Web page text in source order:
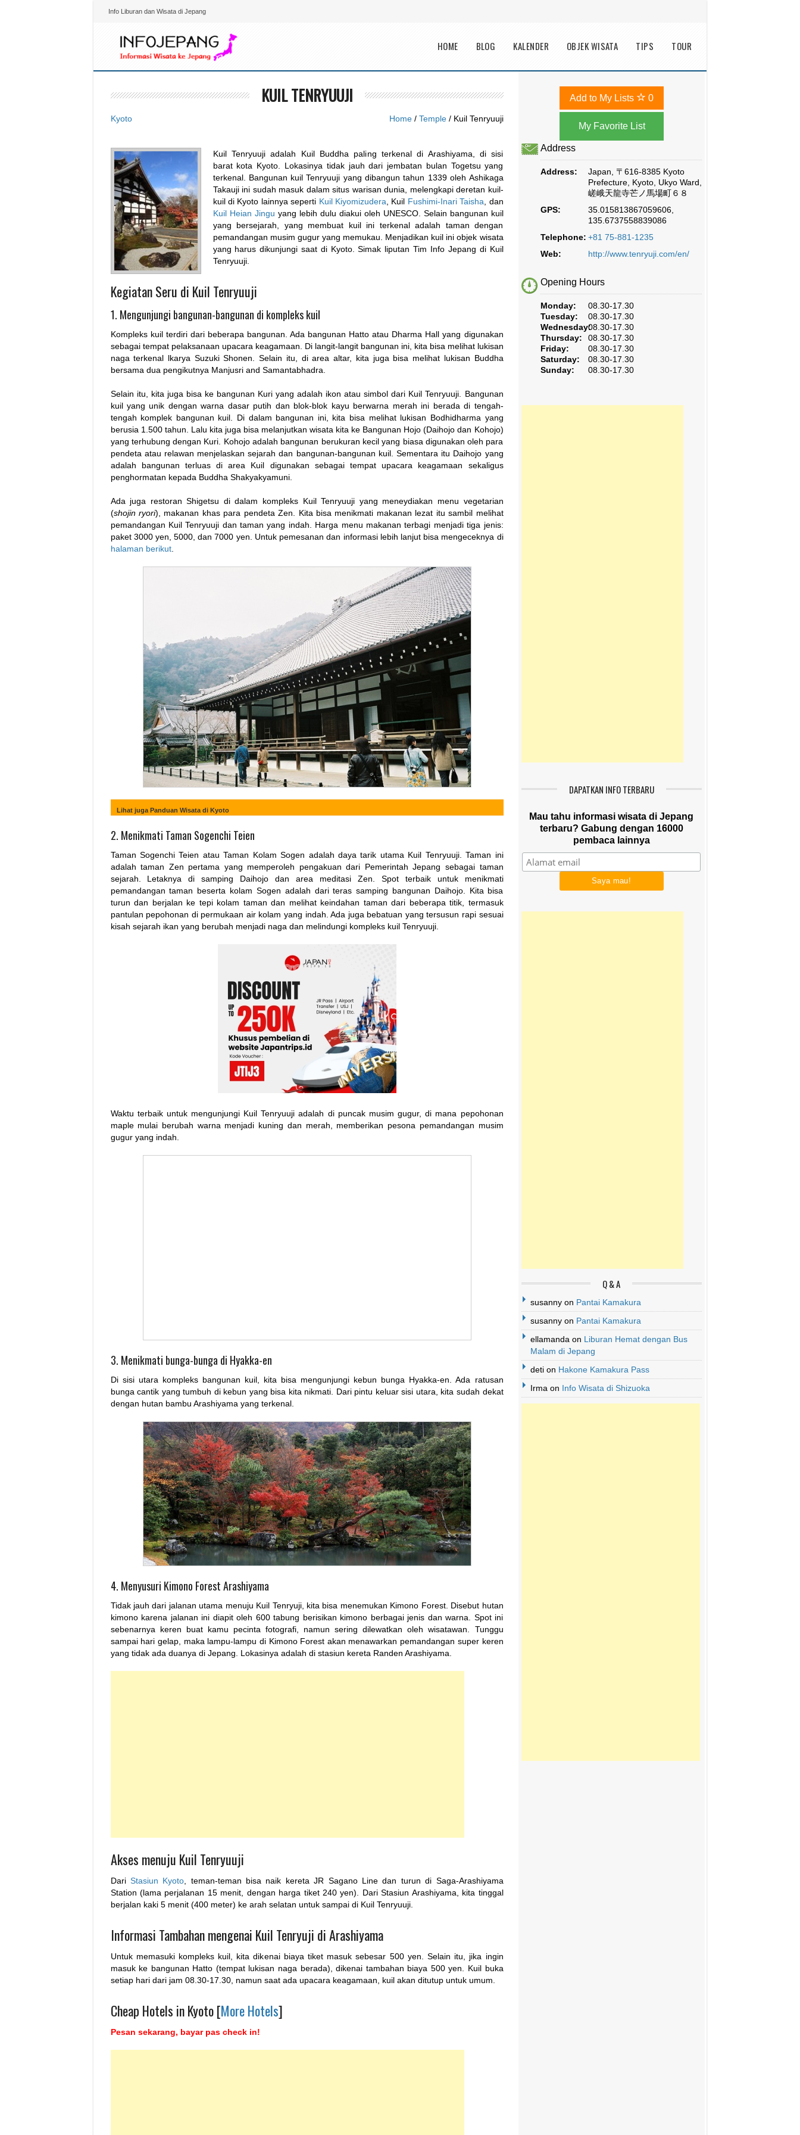
Info Liburan dan Wisata di Jepang
Main menu
HOME BLOG KALENDER OBJEK WISATA TIPS TOUR
KUIL TENRYUUJI
Kyoto Home/ Temple / Kuil Tenryuuji
Kuil Tenryuuji adalah Kuil Buddha paling terkenal di Arashiyama, di sisi
barat kota Kyoto. Lokasinya tidak jauh dari jembatan bulan Togetsu yang
terkenal. Bangunan kuil Tenryuuji yang dibangun tahun 1339 oleh Ashikaga
Takauji ini sudah masuk dalam situs warisan dunia, melengkapi deretan kuil-
kuil di Kyoto lainnya seperti Kuil Kiyomizudera , Kuil Fushimi-Inari Taisha , dan
Kuil Heian Jingu yang lebih dulu diakui oleh UNESCO. Selain bangunan kuil
yang bersejarah, yang membuat kuil ini terkenal adalah taman dengan
pemandangan musim gugur yang memukau. Menjadikan kuil ini objek wisata
yang harus dikunjungi saat di Kyoto. Simak liputan Tim Info Jepang di Kuil
Tenryuuji.
Kegiatan Seru di Kuil Tenryuuji
1. Mengunjungi bangunan-bangunan di kompleks kuil
Kompleks kuil terdiri dari beberapa bangunan. Ada bangunan Hatto atau Dharma Hall yang digunakan
sebagai tempat pelaksanaan upacara keagamaan. Di langit-langit bangunan ini, kita bisa melihat lukisan
naga terkenal lkarya Suzuki Shonen. Selain itu, di area altar, kita juga bisa melihat lukisan Buddha
bersama dua pengikutnya Manjusri and Samantabhadra.
Selain itu, kita juga bisa ke bangunan Kuri yang adalah ikon atau simbol dari Kuil Tenryuuji. Bangunan
kuil yang unik dengan warna dasar putih dan blok-blok kayu berwarna merah ini berada di tengah-
tengah komplek bangunan kuil. Di dalam bangunan ini, kita bisa melihat lukisan Bodhidharma yang
berusia 1.500 tahun. Lalu kita juga bisa melanjutkan wisata kita ke Bangunan Hojo (Daihojo dan Kohojo)
yang terhubung dengan Kuri. Kohojo adalah bangunan berukuran kecil yang biasa digunakan oleh para
pendeta atau relawan menjelaskan sejarah dan bangunan-bangunan kuil. Sementara itu Daihojo yang
adalah bangunan terluas di area Kuil digunakan sebagai tempat upacara keagamaan sekaligus
penghormatan kepada Buddha Shakyakyamuni.
Ada juga restoran Shigetsu di dalam kompleks Kuil Tenryuuji yang meneydiakan menu vegetarian
(shojin ryori), makanan khas para pendeta Zen. Kita bisa menikmati makanan lezat itu sambil melihat
pemandangan Kuil Tenryuuji dan taman yang indah. Harga menu makanan terbagi menjadi tiga jenis:
paket 3000 yen, 5000, dan 7000 yen. Untuk pemesanan dan informasi lebih lanjut bisa mengeceknya di
halaman berikut.
Lihat juga Panduan Wisata di Kyoto
2. Menikmati Taman Sogenchi Teien
Taman Sogenchi Teien atau Taman Kolam Sogen adalah daya tarik utama Kuil Tenryuuji. Taman ini
adalah taman Zen pertama yang memperoleh pengakuan dari Pemerintah Jepang sebagai taman
sejarah. Letaknya di samping Daihojo dan area meditasi Zen. Spot terbaik untuk menikmati
pemandangan taman beserta kolam Sogen adalah dari teras samping bangunan Daihojo. Kita bisa
turun dan berjalan ke tepi kolam taman dan melihat keindahan taman dari beberapa titik, termasuk
pantulan pepohonan di permukaan air kolam yang indah. Ada juga bebatuan yang tersusun rapi sesuai
kisah sejarah ikan yang berubah menjadi naga dan melindungi kompleks kuil Tenryuuji.
Waktu terbaik untuk mengunjungi Kuil Tenryuuji adalah di puncak musim gugur, di mana pepohonan
maple mulai berubah warna menjadi kuning dan merah, memberikan pesona pemandangan musim
gugur yang indah.
3. Menikmati bunga-bunga di Hyakka-en
Di sisi utara kompleks bangunan kuil, kita bisa mengunjungi kebun bunga Hyakka-en. Ada ratusan
bunga cantik yang tumbuh di kebun yang bisa kita nikmati. Dari pintu keluar sisi utara, kita sudah dekat
dengan hutan bambu Arashiyama yang terkenal.
4. Menyusuri Kimono Forest Arashiyama
Tidak jauh dari jalanan utama menuju Kuil Tenryuji, kita bisa menemukan Kimono Forest. Disebut hutan
kimono karena jalanan ini diapit oleh 600 tabung berisikan kimono berbagai jenis dan warna. Spot ini
sebenarnya keren buat kamu pecinta fotografi, namun sering dilewatkan oleh wisatawan. Tunggu
sampai hari gelap, maka lampu-lampu di Kimono Forest akan menawarkan pemandangan super keren
yang tidak ada duanya di Jepang. Lokasinya adalah di stasiun kereta Randen Arashiyama.
Akses menuju Kuil Tenryuuji
Dari Stasiun Kyoto , teman-teman bisa naik kereta JR Sagano Line dan turun di Saga-Arashiyama
Station (lama perjalanan 15 menit, dengan harga tiket 240 yen). Dari Stasiun Arashiyama, kita tinggal
berjalan kaki 5 menit (400 meter) ke arah selatan untuk sampai di Kuil Tenryuuji.
Informasi Tambahan mengenai Kuil Tenryuji di Arashiyama
Untuk memasuki kompleks kuil, kita dikenai biaya tiket masuk sebesar 500 yen. Selain itu, jika ingin
masuk ke bangunan Hatto (tempat lukisan naga berada), dikenai tambahan biaya 500 yen. Kuil buka
setiap hari dari jam 08.30-17.30, namun saat ada upacara keagamaan, kuil akan ditutup untuk umum.
Cheap Hotels in Kyoto [More Hotels]
Pesan sekarang, bayar pas check in!
Add to My Lists 0
Address
Address:
Japan, 〒616-8385 Kyoto
Prefecture, Kyoto, Ukyo Ward,
嵯峨天龍寺芒ノ馬場町６８
GPS:
35.015813867059606,
135.6737558839086
Telephone: +81 75-881-1235
Web:
http://www.tenryuji.com/en/
Opening Hours
Monday:
08.30-17.30
Tuesday:
08.30-17.30
Wednesday:08.30-17.30
Thursday:
08.30-17.30
Friday:
08.30-17.30
Saturday:
08.30-17.30
Sunday:
08.30-17.30
DAPATKAN INFO TERBARU
Mau tahu informasi wisata di Jepang
terbaru? Gabung dengan 16000
pembaca lainnya
Q & A
susannyon Pantai Kamakura
susannyon Pantai Kamakura
ellamanda on Liburan Hemat dengan Bus
Malam di Jepang
detion Hakone Kamakura Pass
Irma on Info Wisata di Shizuoka